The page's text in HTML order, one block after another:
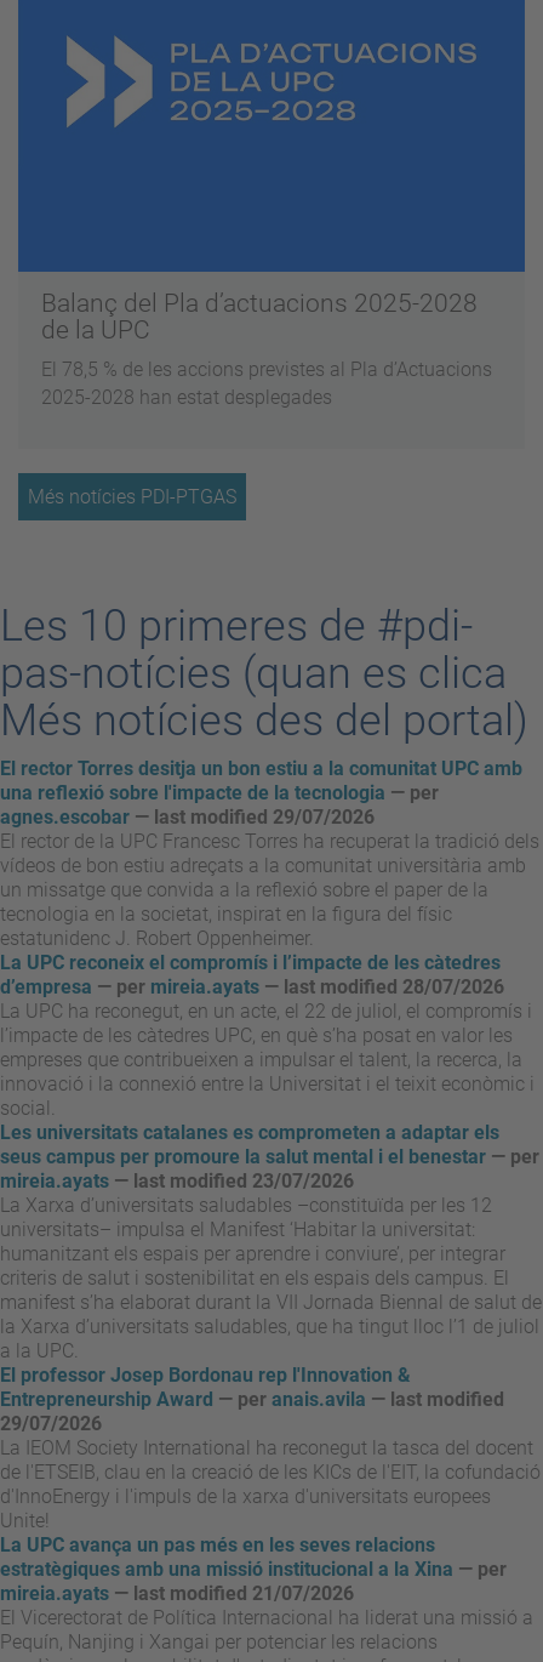
Balanç del Pla d’actuacions 2025-2028
de la UPC
El 78,5 % de les accions previstes al Pla d’Actuacions
2025-2028 han estat desplegades
Més notícies PDI-PTGAS
Les 10 primeres de #pdi-
pas-notícies (quan es clica
Més notícies des del portal)
El rector Torres desitja un bon estiu a la comunitat UPC amb
una reflexió sobre l'impacte de la tecnologia — per
agnes.escobar — last modified 29/07/2026
El rector de la UPC Francesc Torres ha recuperat la tradició dels
vídeos de bon estiu adreçats a la comunitat universitària amb
un missatge que convida a la reflexió sobre el paper de la
tecnologia en la societat, inspirat en la figura del físic
estatunidenc J. Robert Oppenheimer.
La UPC reconeix el compromís i l’impacte de les càtedres
d’empresa — per mireia.ayats — last modified 28/07/2026
La UPC ha reconegut, en un acte, el 22 de juliol, el compromís i
l’impacte de les càtedres UPC, en què s’ha posat en valor les
empreses que contribueixen a impulsar el talent, la recerca, la
innovació i la connexió entre la Universitat i el teixit econòmic i
social.
Les universitats catalanes es comprometen a adaptar els
seus campus per promoure la salut mental i el benestar — per
mireia.ayats — last modified 23/07/2026
La Xarxa d’universitats saludables –constituïda per les 12
universitats– impulsa el Manifest ‘Habitar la universitat:
humanitzant els espais per aprendre i conviure’, per integrar
criteris de salut i sostenibilitat en els espais dels campus. El
manifest s’ha elaborat durant la VII Jornada Biennal de salut de
la Xarxa d’universitats saludables, que ha tingut lloc l’1 de juliol
a la UPC.
El professor Josep Bordonau rep l'Innovation &
Entrepreneurship Award — per anais.avila — last modified
29/07/2026
La IEOM Society International ha reconegut la tasca del docent
de l'ETSEIB, clau en la creació de les KICs de l'EIT, la cofundació
d'InnoEnergy i l'impuls de la xarxa d'universitats europees
Unite!
La UPC avança un pas més en les seves relacions
estratègiques amb una missió institucional a la Xina — per
mireia.ayats — last modified 21/07/2026
El Vicerectorat de Política Internacional ha liderat una missió a
Pequín, Nanjing i Xangai per potenciar les relacions